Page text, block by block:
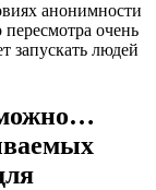
анонимности
очень
запускать людей